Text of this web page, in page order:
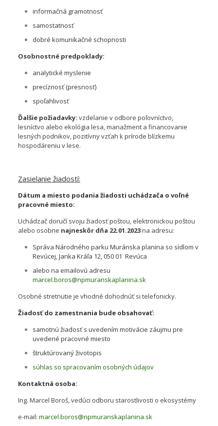
informačná gramotnosť
samostatnosť
dobré komunikačné schopnosti
Osobnostné predpoklady:
analytické myslenie
precíznosť (presnosť)
spoľahlivosť
Ďalšie požiadavky: vzdelanie v odbore poľovníctvo,
lesníctvo alebo ekológia lesa, manažment a financovanie
lesných podnikov, pozitívny vzťah k prírode blízkemu
hospodáreniu v lese.
Zasielanie žiadostí:
Dátum a miesto podania žiadosti uchádzača o voľné
pracovné miesto:
Uchádzač doručí svoju žiadosť poštou, elektronickou poštou
alebo osobne najneskôr dňa 22.01.2023na adresu:
Správa Národného parku Muránska planina so sídlom v
Revúcej, Janka Kráľa 12, 050 01 Revúca
alebo na emailovú adresu
marcel.boros@npmuranskaplanina.sk
Osobné stretnutie je vhodné dohodnúť si telefonicky.
Žiadosť do zamestnania bude obsahovať:
samotnú žiadosť s uvedením motivácie záujmu pre
uvedené pracovné miesto
štruktúrovaný životopis
súhlas so spracovaním osobných údajov
Kontaktná osoba:
Ing. Marcel Boroš, vedúci odboru starostlivosti o ekosystémy
e-mail: marcel.boros@npmuranskaplanina.sk